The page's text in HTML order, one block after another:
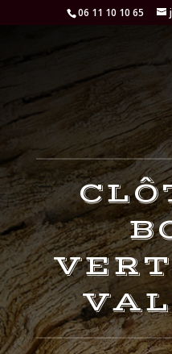
06 11 10 10 65